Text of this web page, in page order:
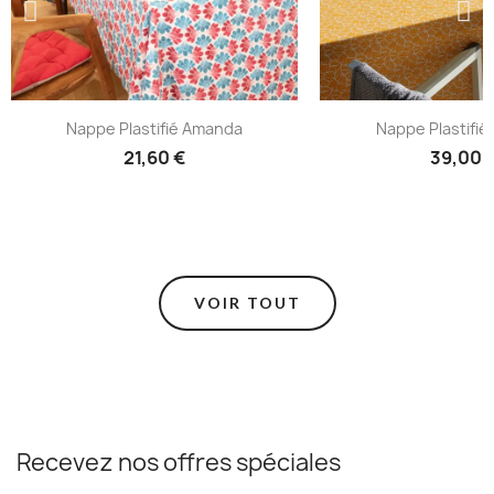
Nappe Plastifié Amanda
21,60 €
Nappe
39,00
VOIR TOUT
Recevez nos offres spéciales